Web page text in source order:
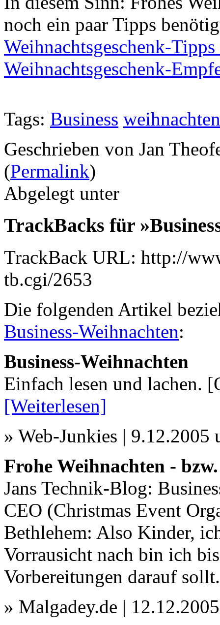
noch ein paar Tipps
Weihnachtsgeschenk-
Weihnachtsgeschenk-
Tags: Business weihnachten
Geschrieben von Jan
(Permalink)
Abgelegt unter
TrackBacks für
TrackBack URL: http://
tb.cgi/2653
Die folgenden Artikel
Business-Weihnachten:
Business-Weihnachten
Einfach lesen und lachen.
[Weiterlesen]
» Web-Junkies | 9.12.2005
Frohe Weihnachten -
Jans Technik-Blog:
CEO (Christmas Event
Bethlehem: Also Kinder,
Vorrausicht nach bin ich
Vorbereitungen darauf
» Malgadey.de |